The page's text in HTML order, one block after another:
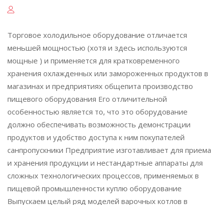
Торговое холодильное оборудование отличается
меньшей мощностью (хотя и здесь используются
мощные ) и применяется для кратковременного
хранения охлажденных или замороженных продуктов в
магазинах и предприятиях общепита производство
пищевого оборудования Его отличительной
особенностью является то, что это оборудование
должно обеспечивать возможность демонстрации
продуктов и удобство доступа к ним покупателей
санпропускники Предприятие изготавливает для приема
и хранения продукции и нестандартные аппараты для
сложных технологических процессов, применяемых в
пищевой промышленности куплю оборудование
Выпускаем целый ряд моделей варочных котлов в